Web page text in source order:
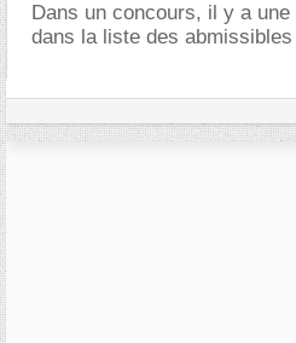
Dans un concours, il y a
dans la liste des